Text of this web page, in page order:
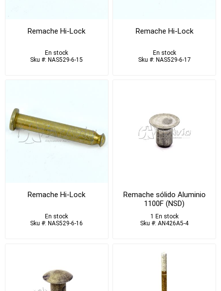
Remache Hi-Lock
En stock
Sku #: NAS529-6-15
Remache Hi-Lock
En stock
Sku #: NAS529-6-17
Remache Hi-Lock
En stock
Sku #: NAS529-6-16
Remache sólido Aluminio
1100F (NSD)
1 En stock
Sku #: AN426A5-4